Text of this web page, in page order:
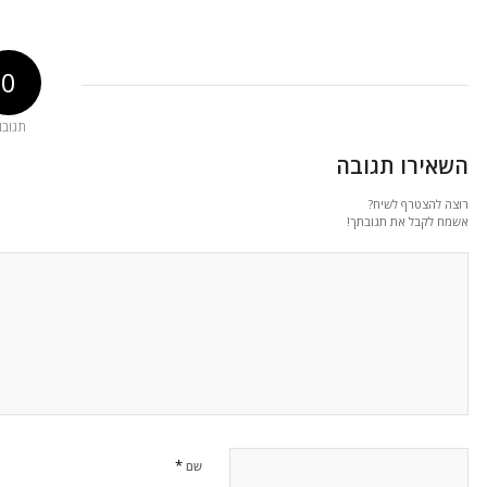
0
השאירו תגובה
רוצה להצטרף לשיח?
אשמח לקבל את תגובתך!
שם *